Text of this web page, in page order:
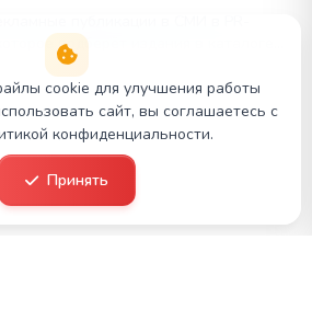
подберёт издания в каталоге
публикации в деловых и отраслевых
бизнеса.
Panda. Все права защищены.
cookie для улучшения работы
сайт, вы соглашаетесь с
конфиденциальности.
Принять